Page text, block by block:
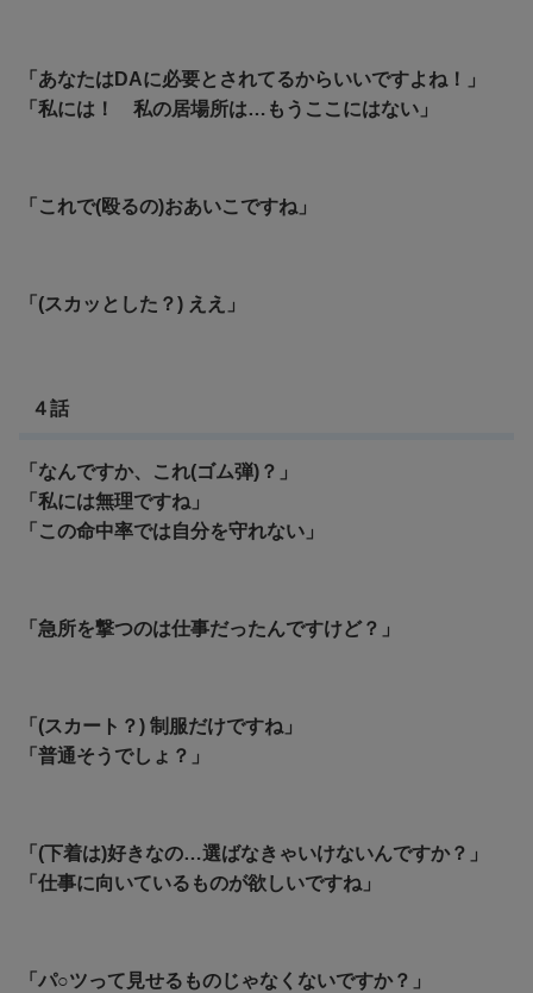
「あなたはDAに必要とされてるからいいですよね！」
「私には！ 私の居場所は…もうここにはない」
「これで(殴るの)おあいこですね」
「(スカッとした？) ええ」
４話
「なんですか、これ(ゴム弾)？」
「私には無理ですね」
「この命中率では自分を守れない」
「急所を撃つのは仕事だったんですけど？」
「(スカート？) 制服だけですね」
「普通そうでしょ？」
「(下着は)好きなの…選ばなきゃいけないんですか？」
「仕事に向いているものが欲しいですね」
「パ○ツって見せるものじゃなくないですか？」